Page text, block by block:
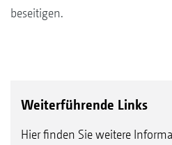
beseitigen.
Weiterführende Links
Hier finden Sie weitere